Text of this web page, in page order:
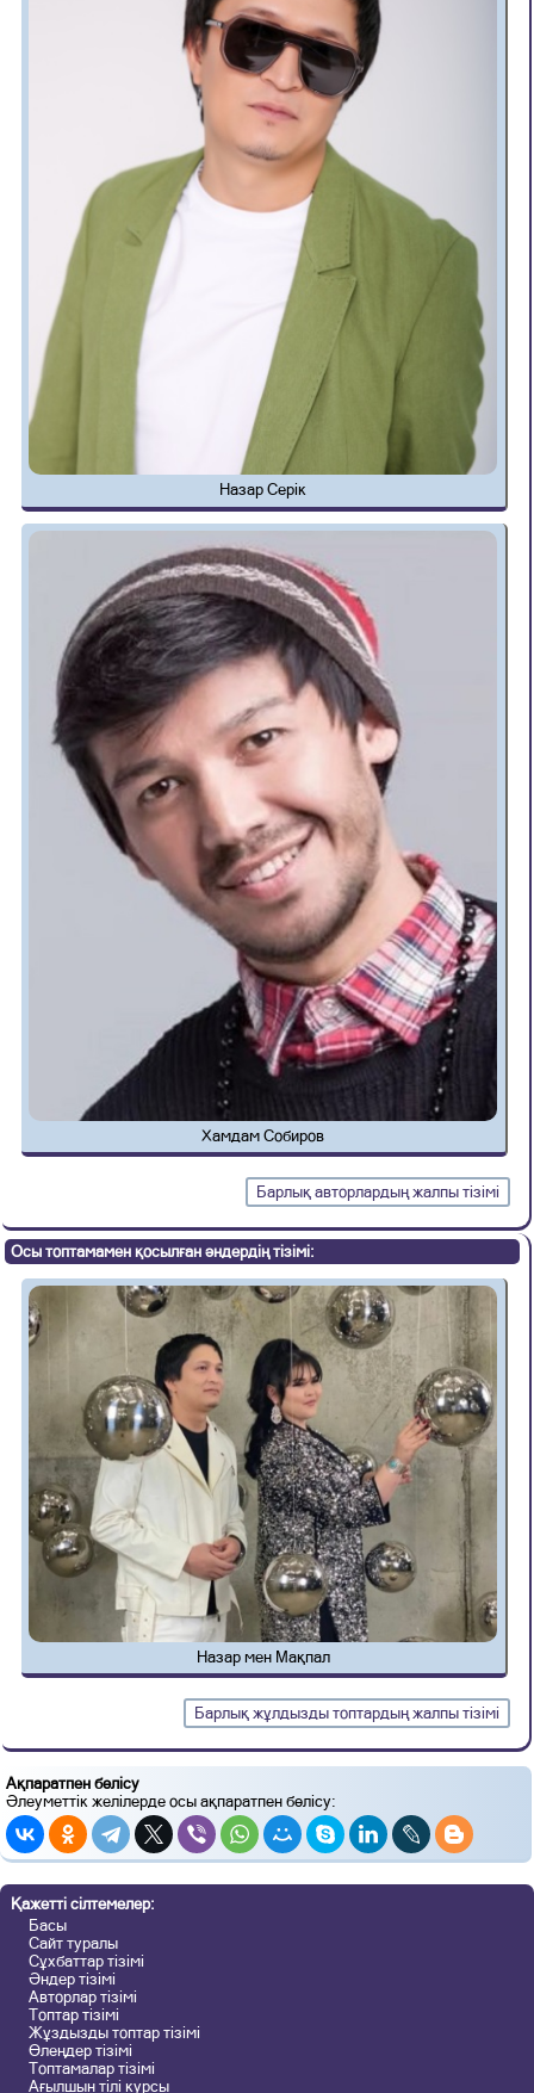
Назар Серік
Хамдам Собиров
Барлық авторлардың жалпы тізімі
Осы топтамамен қосылған әндердің тізімі:
Назар мен Мақпал
Барлық жұлдызды топтардың жалпы тізімі
Ақпаратпен бөлісу
Әлеуметтік желілерде осы ақпаратпен бөлісу:
Қажетті сілтемелер:
Басы
Сайт туралы
Сұхбаттар тізімі
Әндер тізімі
Авторлар тізімі
Топтар тізімі
Жұздызды топтар тізімі
Өлеңдер тізімі
Топтамалар тізімі
Ағылшын тілі курсы